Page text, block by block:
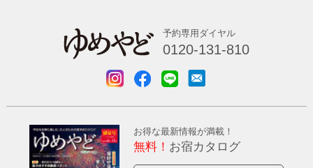
予約専用ダイヤル
0120-131-810
お得な最新情報が満載！
無料！ お宿カタログ